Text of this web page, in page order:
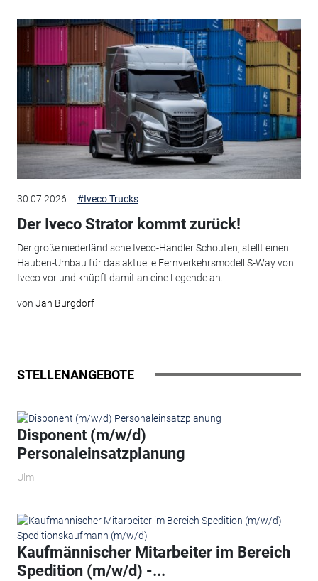
30.07.2026 #Iveco Trucks
Der Iveco Strator kommt zurück!
Der große niederländische Iveco-Händler Schouten, stellt einen
Hauben-Umbau für das aktuelle Fernverkehrsmodell S-Way von
Iveco vor und knüpft damit an eine Legende an.
von Jan Burgdorf
STELLENANGEBOTE
Disponent (m/w/d)
Personaleinsatzplanung
Ulm
Kaufmännischer Mitarbeiter im Bereich
Spedition (m/w/d) -...